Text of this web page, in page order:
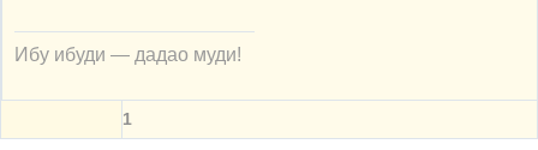
Ибу ибуди — дадао муди!
1